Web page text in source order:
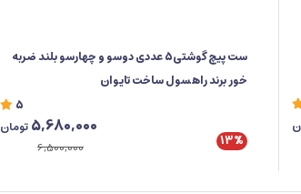
ست پیچ گوشتی5 عددی دوسو و چهارسو بلند ضربه
خور برند راهسول ساخت تایوان
5
13%
5,680,000تومان
6,500,000